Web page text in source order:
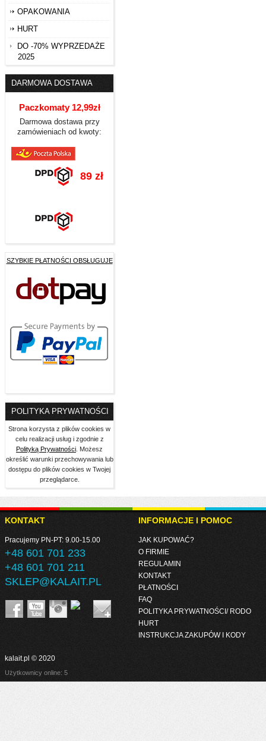
OPAKOWANIA
HURT
DO -70% WYPRZEDAŻE
2025
DARMOWA DOSTAWA
Paczkomaty 12,99zł
Darmowa dostawa przy
zamówieniach od kwoty:
89 zł
SZYBKIE PŁATNOŚCI OBSŁUGUJE
POLITYKA PRYWATNOŚCI
Strona korzysta z plików cookies w
celu realizacji usług i zgodnie z
Polityką Prywatności . Możesz
określić warunki przechowywania lub
dostępu do plików cookies w Twojej
przeglądarce.
KONTAKT
Pracujemy PN-PT: 9.00-15.00
+48 601 701 233
+48 601 701 211
SKLEP@KALAIT.PL
INFORMACJE I POMOC
JAK KUPOWAĆ?
O FIRMIE
REGULAMIN
KONTAKT
PŁATNOŚCI
FAQ
POLITYKA PRYWATNOŚCI/ RODO
HURT
INSTRUKCJA ZAKUPÓW I KODY
kalait.pl © 2020
Użytkownicy online: 5